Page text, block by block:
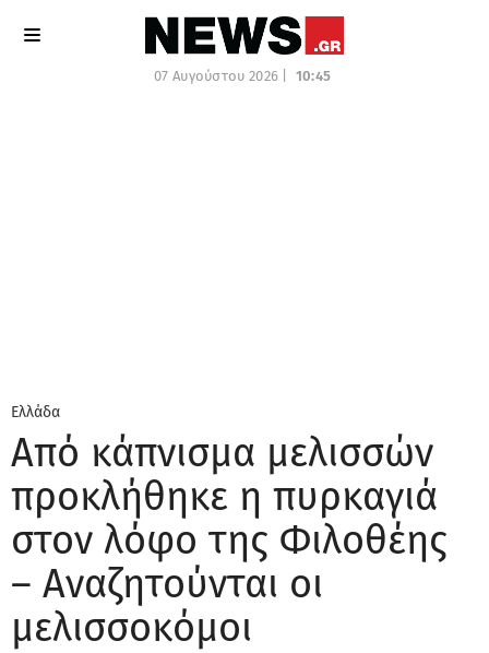
07 Αυγούστου 2026 | 10:45
Ελλάδα
Από κάπνισμα μελισσών
προκλήθηκε η πυρκαγιά
στον λόφο της Φιλοθέης
– Αναζητούνται οι
μελισσοκόμοι